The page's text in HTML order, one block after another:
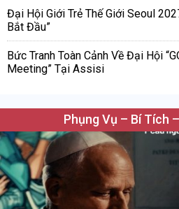
Đại Hội Giới Trẻ Thế Giới Seoul
Bắt Đầu”
Bức Tranh Toàn Cảnh Về Đại Hội
Meeting” Tại Assisi
Phụng Vụ – Bí Tích